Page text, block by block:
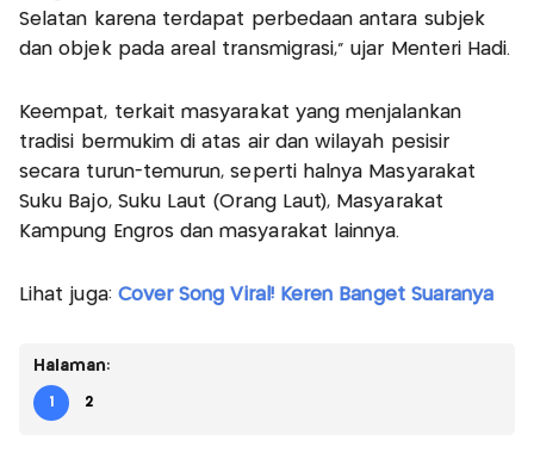
Selatan karena terdapat perbedaan antara subjek
dan objek pada areal transmigrasi," ujar Menteri Hadi.
Keempat, terkait masyarakat yang menjalankan
tradisi bermukim di atas air dan wilayah pesisir
secara turun-temurun, seperti halnya Masyarakat
Suku Bajo, Suku Laut (Orang Laut), Masyarakat
Kampung Engros dan masyarakat lainnya.
Lihat juga: Cover Song Viral! Keren Banget Suaranya
Halaman:
1 2